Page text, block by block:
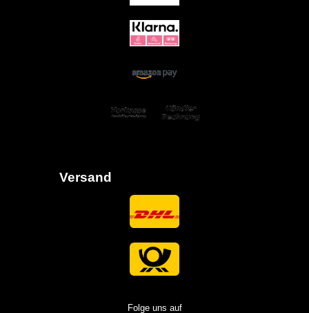
Versand
Folge uns auf